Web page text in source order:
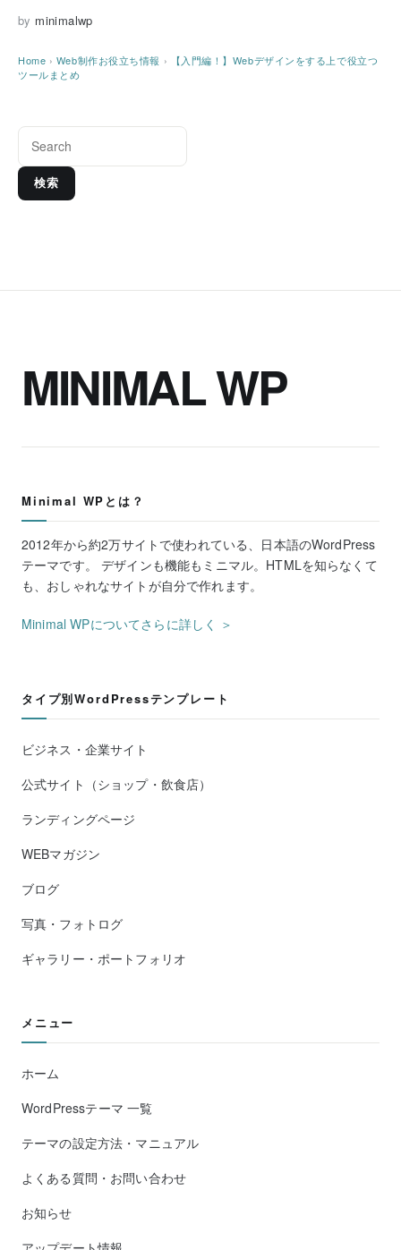
by minimalwp
Home › Web制作お役立ち情報 ›
【入門編！】Webデザインをする上で役立つ
ツールまとめ
検索
MINIMAL WP
Minimal WPとは？
2012年から約2万サイトで使われている、日本語のWordPress
テーマです。 デザインも機能もミニマル。HTMLを知らなくて
も、おしゃれなサイトが自分で作れます。
Minimal WPについてさらに詳しく ＞
タイプ別WordPressテンプレート
ビジネス・企業サイト
公式サイト（ショップ・飲食店）
ランディングページ
WEBマガジン
ブログ
写真・フォトログ
ギャラリー・ポートフォリオ
メニュー
ホーム
WordPressテーマ 一覧
テーマの設定方法・マニュアル
よくある質問・お問い合わせ
お知らせ